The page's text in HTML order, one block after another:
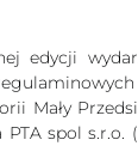
edycji
Mały
spol s.r.o.